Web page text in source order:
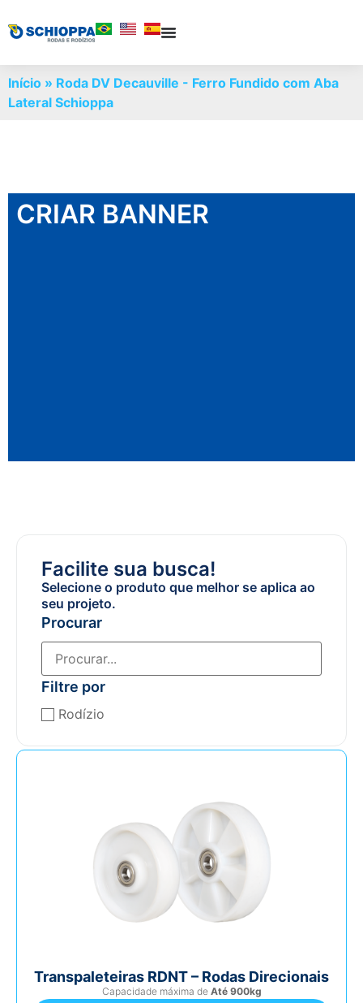
Início » Roda DV Decauville - Ferro Fundido com Aba
Lateral Schioppa
CRIAR BANNER
Facilite sua busca!
Selecione o produto que melhor se aplica ao
seu projeto.
Procurar
Filtre por
Rodízio
Transpaleteiras RDNT – Rodas Direcionais
Capacidade máxima de Até 900kg